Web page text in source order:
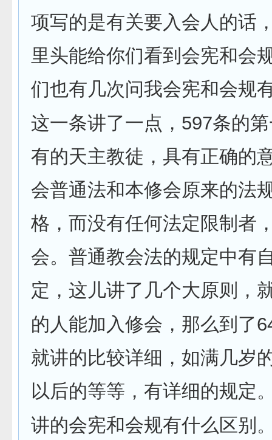
项写的是有关要入会人的话
里头能给你们看到会宪和会
们也有几次问我会宪和会规
这一条讲了一点， 597条的
有的天主教徒，具有正确的
会普通法和本修会原来的法
格，而没有任何法定限制者
会。普通教会法的规定中有
定，这儿讲了几个大原则，
的人能加入修会，那么到了
就讲的比较详细，如满几岁
以后的等等，有详细的规定
讲的会宪和会规有什么区别